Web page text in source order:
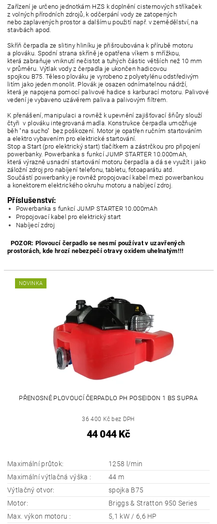
Zařízení je určeno jednotkám HZS k doplnění cisternových stříkaček
z volných přírodních zdrojů, k odčerpání vody ze zatopených
nebo zaplavených prostor a dalšímu použití např. v zemědělství, na
stavbách apod.
Skříň čerpadla ze slitiny hliníku je přišroubována k přírubě motoru
a plováku. Spodní strana skříně je opatřena víkem s mřížkou,
která zabraňuje vniknutí nečistot a tuhých částic větších než 10 mm
v průměru. Výtlak vody z čerpadla je ukončen hadicovou
spojkou B75. Těleso plováku je vyrobeno z polyetylénu odstředivým
litím jako jeden monolit. Plovák je osazen odnímatelnou nádrží,
která je napojena pomocí palivové hadice s karburací motoru. Palivové
vedení je vybaveno uzávěrem paliva a palivovým filtrem.
K přenášení, manipulaci a rovněž k upevnění zajišťovací šňůry slouží
čtyři v plováku integrovaná madla. Konstrukce čerpadla umožňuje
běh "na sucho" bez poškození. Motor je opatřen ručním startováním
a elektro vybavením pro elektrické startování.
Stop a Start (pro elektrický start) tlačítkem a zástrčkou pro připojení
powerbanky. Powerbanka s funkcí JUMP STARTER 10.000mAh,
která výrazně usnadní startování motoru čerpadla a dá se využít i jako
záložní zdroj pro nabíjení telefonu, tabletu, fotoaparátu atd.
Součástí powerbanky je rovněž propojovací kabel mezi powerbankou
a konektorem elektrického okruhu motoru a nabíjecí zdroj.
Příslušenství:
Powerbanka s funkcí JUMP STARTER 10.000mAh
Propojovací kabel pro elektrický start
Nabíjecí zdroj
POZOR: Plovoucí čerpadlo se nesmí používat v uzavřených
prostorách, kde hrozí nebezpečí otravy oxidem uhelnatým!!!
NOVINKA
PŘENOSNÉ PLOVOUCÍ ČERPADLO PH POSEIDON 1 BS SUPRA
36 400 Kč bez DPH
44 044 Kč
Maximální průtok:
1258 l/min
Maximální výtlačná výška :
44 m
Výtlačný otvor:
spojka B75
Motor:
Briggs & Stratton 950 Series
Max. výkon motoru :
5,1 kW / 6,6 HP